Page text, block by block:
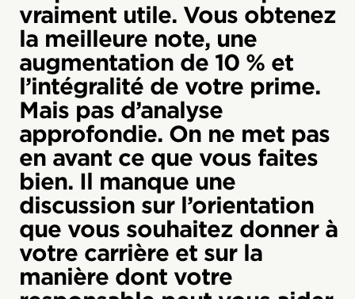
vraiment utile. Vous obtenez
la meilleure note, une
augmentation de 10 % et
l’intégralité de votre prime.
Mais pas d’analyse
approfondie. On ne met pas
en avant ce que vous faites
bien. Il manque une
discussion sur l’orientation
que vous souhaitez donner à
votre carrière et sur la
manière dont votre